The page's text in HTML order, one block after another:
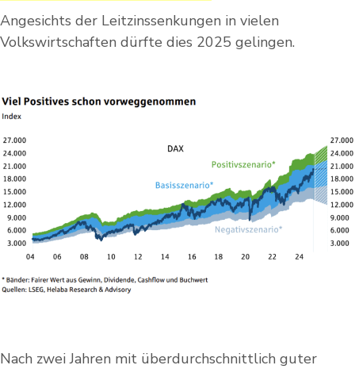
Angesichts der Leitzinssenkungen in vielen
Volkswirtschaften dürfte dies 2025 gelingen.
Nach zwei Jahren mit überdurchschnittlich guter